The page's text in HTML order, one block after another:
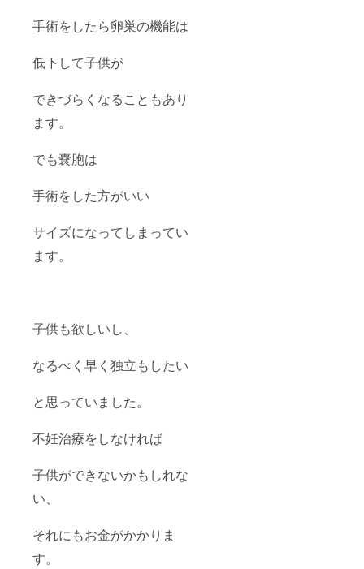
手術をしたら卵巣の機能は
低下して子供が
できづらくなることもあり
ます。
でも嚢胞は
手術をした方がいい
サイズになってしまってい
ます。
子供も欲しいし、
なるべく早く独立もしたい
と思っていました。
不妊治療をしなければ
子供ができないかもしれな
い、
それにもお金がかかりま
す。